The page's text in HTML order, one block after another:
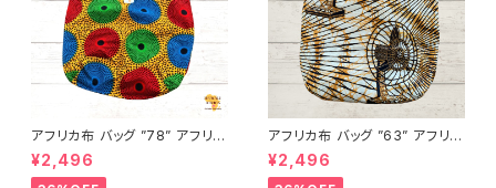
アフリカ布 バッグ ”78” アフリカ
ンプリント パーニュ カンガ キテ
ンゲ トートバッグ エコバッグ ギ
ニア フェアトレード INUWALIA
¥2,496
アフリカ布 バッグ ”63” アフリカ
ンプリント パーニュ カンガ キテ
ンゲ トートバッグ エコバッグ ギ
ニア フェアトレード INUWALIA
¥2,496